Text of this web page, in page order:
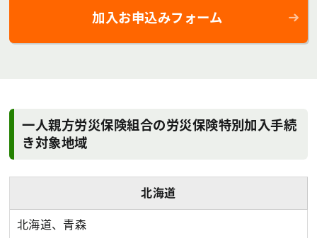
加入お申込みフォーム
一人親方労災保険組合の労災保険特別加入手続
き対象地域
北海道
北海道、青森